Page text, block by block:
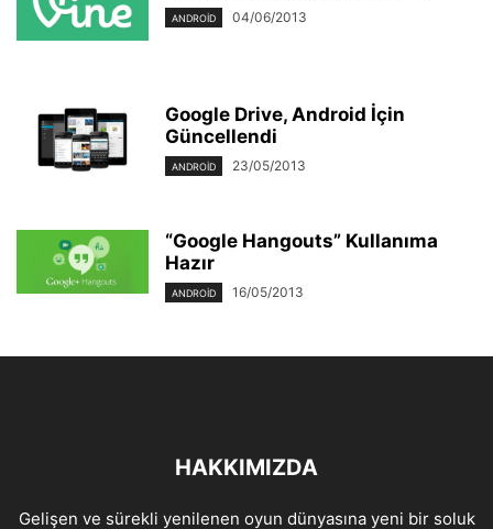
ANDROID 04/06/2013
Google Drive, Android İçin
Güncellendi
ANDROID 23/05/2013
“Google Hangouts” Kullanıma
Hazır
ANDROID 16/05/2013
HAKKIMIZDA
Gelişen ve sürekli yenilenen oyun dünyasına yeni bir soluk